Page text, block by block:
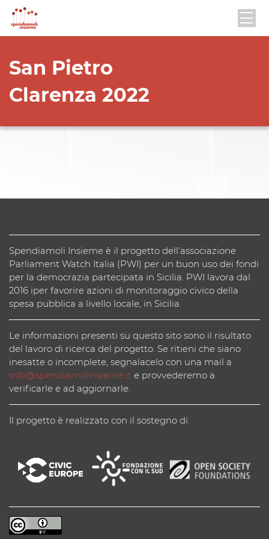
San Pietro
Clarenza 2022
Spendiamoli Insieme è il progetto dell’associazione
Parliament Watch Italia (PWI) per un buon uso dei fondi
per la democrazia partecipata in Sicilia. PWI lavora dal
2016 iper favorire azioni di monitoraggio civico della
spesa pubblica a livello locale, in Sicilia.
Le informazioni presenti su questo sito sono il risultato
del lavoro di ricerca del progetto. Se ritieni che siano
inesatte o incomplete, segnalacelo con una mail a
info@spendiamolinsieme.it e provvederemo a
verificarle e ad aggiornarle.
Il progetto è realizzato con il sostegno di: